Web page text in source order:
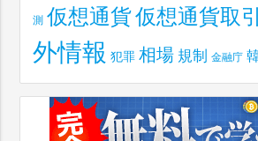
測 仮想通貨仮想通貨取
外情報 犯罪 相場 規制 金融庁